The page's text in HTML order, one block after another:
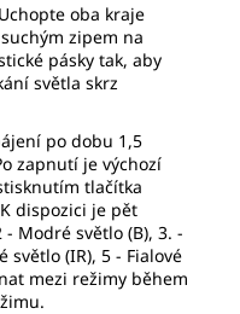
oba kraje
zipem na
pásky tak, aby
světla skrz
po dobu 1,5
zapnutí je výchozí
tlačítka
dispozici je pět
- Modré světlo (B), 3. -
světlo (IR), 5 - Fialové
mezi režimy během